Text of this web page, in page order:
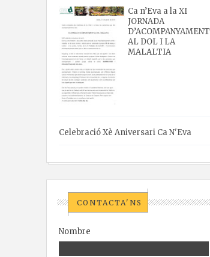
Ca n’Eva a la XI
JORNADA
D’ACOMPANYAMENT
AL DOL I LA
MALALTIA
Celebració Xè Aniversari Ca N'Eva
CONTACTA'NS
Nombre